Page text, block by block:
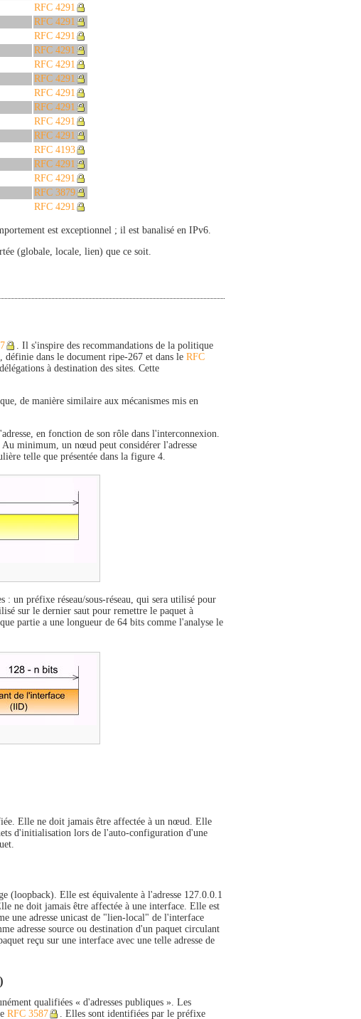
RFC 4291
RFC 4291
RFC 4291
RFC 4291
RFC 4291
RFC 4291
RFC 4291
RFC 4291
RFC 4291
RFC 4291
RFC 4193
RFC 4291
RFC 4291
RFC 3879
RFC 4291
est exceptionnel ; il est banalisé en IPv6.
(globale, locale, lien) que ce soit.
. Il s'inspire des recommandations de la politique
définie dans le document ripe-267 et dans le RFC
à destination des sites. Cette
de manière similaire aux mécanismes mis en
en fonction de son rôle dans l'interconnexion.
minimum, un nœud peut considérer l'adresse
telle que présentée dans la figure 4.
: un préfixe réseau/sous-réseau, qui sera utilisé pour
sur le dernier saut pour remettre le paquet à
partie a une longueur de 64 bits comme l'analyse le
Elle ne doit jamais être affectée à un nœud. Elle
d'initialisation lors de l'auto-configuration d'une
(loopback). Elle est équivalente à l'adresse 127.0.0.1
ne doit jamais être affectée à une interface. Elle est
une adresse unicast de "lien-local" de l'interface
adresse source ou destination d'un paquet circulant
reçu sur une interface avec une telle adresse de
)
qualifiées « d'adresses publiques ». Les
RFC 3587 . Elles sont identifiées par le préfixe